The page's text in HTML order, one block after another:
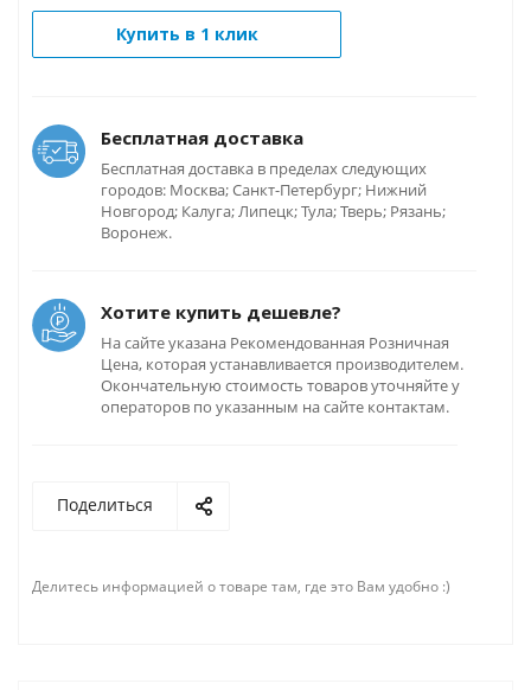
Купить в 1 клик
Бесплатная доставка
Бесплатная доставка в пределах следующих
городов: Москва; Санкт-Петербург; Нижний
Новгород; Калуга; Липецк; Тула; Тверь; Рязань;
Воронеж.
Хотите купить дешевле?
На сайте указана Рекомендованная Розничная
Цена, которая устанавливается производителем.
Окончательную стоимость товаров уточняйте у
операторов по указанным на сайте контактам.
Поделиться
Делитесь информацией о товаре там, где это Вам удобно :)